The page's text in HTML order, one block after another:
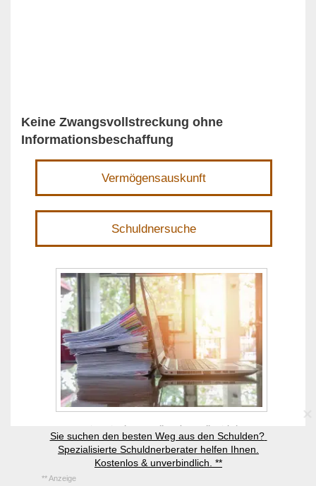
Keine Zwangsvollstreckung ohne
Informationsbeschaffung
Vermögensauskunft
Schuldnersuche
Vor einer Einzelzwangsvollstreckung sollte sich der
Gläubiger umfassend über die Vermögensverhältnisse des
Schuldners informieren.
Sie suchen den besten Weg aus den Schulden?
Spezialisierte Schuldnerberater helfen Ihnen.
Kostenlos & unverbindlich. **
** Anzeige